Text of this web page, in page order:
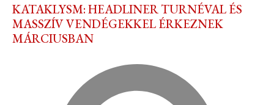
KATAKLYSM: HEADLINER TURNÉVAL ÉS
MASSZÍV VENDÉGEKKEL ÉRKEZNEK
MÁRCIUSBAN